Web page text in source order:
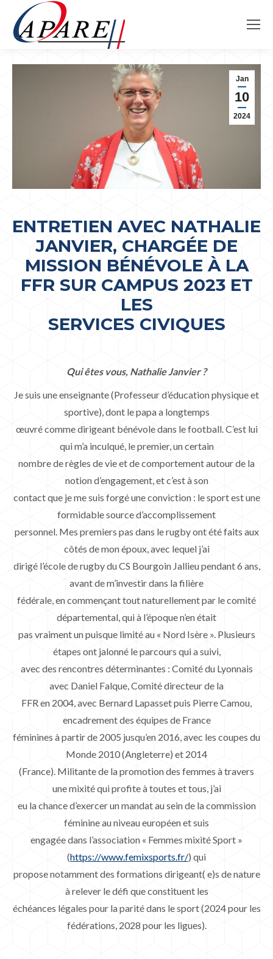
Jan
10
2024
ENTRETIEN AVEC NATHALIE
JANVIER, CHARGÉE DE
MISSION BÉNÉVOLE À LA
FFR SUR CAMPUS 2023 ET
LES
SERVICES CIVIQUES
Qui êtes vous, Nathalie Janvier ?
Je suis une enseignante (Professeur d’éducation physique et
sportive), dont le papa a longtemps
œuvré comme dirigeant bénévole dans le football. C’est lui
qui m’a inculqué, le premier, un certain
nombre de règles de vie et de comportement autour de la
notion d’engagement, et c’est à son
contact que je me suis forgé une conviction : le sport est une
formidable source d’accomplissement
personnel. Mes premiers pas dans le rugby ont été faits aux
côtés de mon époux, avec lequel j’ai
dirigé l’école de rugby du CS Bourgoin Jallieu pendant 6 ans,
avant de m’investir dans la filière
fédérale, en commençant tout naturellement par le comité
départemental, qui à l’époque n’en était
pas vraiment un puisque limité au « Nord Isère ». Plusieurs
étapes ont jalonné le parcours qui a suivi,
avec des rencontres déterminantes : Comité du Lyonnais
avec Daniel Falque, Comité directeur de la
FFR en 2004, avec Bernard Lapasset puis Pierre Camou,
encadrement des équipes de France
féminines à partir de 2005 jusqu’en 2016, avec les coupes du
Monde 2010 (Angleterre) et 2014
(France). Militante de la promotion des femmes à travers
une mixité qui profite à toutes et tous, j’ai
eu la chance d’exercer un mandat au sein de la commission
féminine au niveau européen et suis
engagée dans l’association « Femmes mixité Sport »
(https://www.femixsports.fr/) qui
propose notamment des formations dirigeant( e)s de nature
à relever le défi que constituent les
échéances légales pour la parité dans le sport (2024 pour les
fédérations, 2028 pour les ligues).